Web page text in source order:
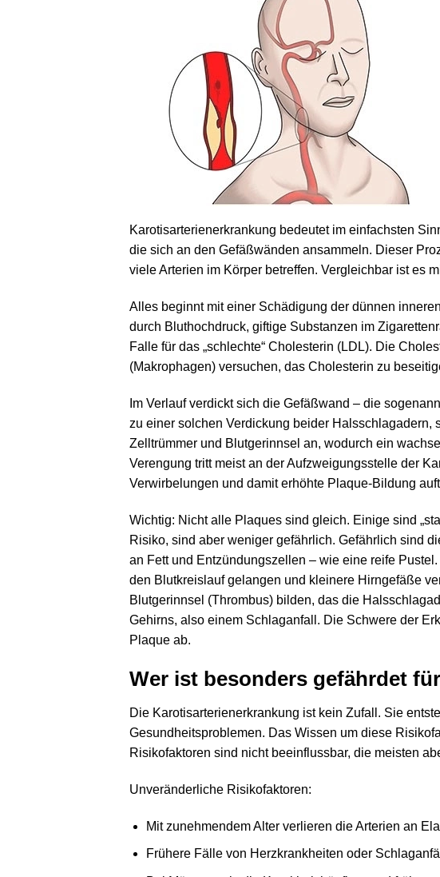
Karotisarterienerkrankung bedeutet im einfachsten
die sich an den Gefäßwänden ansammeln. Dieser
viele Arterien im Körper betreffen. Vergleichbar ist es
Alles beginnt mit einer Schädigung der dünnen
durch Bluthochdruck, giftige Substanzen im
Falle für das „schlechte“ Cholesterin (LDL). Die
(Makrophagen) versuchen, das Cholesterin zu
Im Verlauf verdickt sich die Gefäßwand – die
zu einer solchen Verdickung beider
Zelltrümmer und Blutgerinnsel an, wodurch ein
Verengung tritt meist an der Aufzweigungsstelle der
Verwirbelungen und damit erhöhte Plaque-Bildung
Wichtig: Nicht alle Plaques sind gleich. Einige sind
Risiko, sind aber weniger gefährlich. Gefährlich sind
an Fett und Entzündungszellen – wie eine reife
den Blutkreislauf gelangen und kleinere Hirngefäße
Blutgerinnsel (Thrombus) bilden, das die
Gehirns, also einem Schlaganfall. Die Schwere der
Plaque ab.
Wer ist besonders gefährdet
Die Karotisarterienerkrankung ist kein Zufall. Sie
Gesundheitsproblemen. Das Wissen um diese
Risikofaktoren sind nicht beeinflussbar, die meisten
Unveränderliche Risikofaktoren:
Mit zunehmendem Alter verlieren die Arterien an
Frühere Fälle von Herzkrankheiten oder